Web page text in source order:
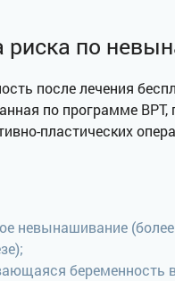
риска по
после лечения
по программе ВРТ,
пластических
невынашивание
беременность